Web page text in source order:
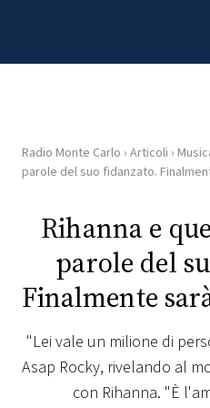
HOME
RADIO
WEB
RADIO
PLAYLIST
NEWS
Radio Monte Carlo › Articoli ›
parole del suo fidanzato.
Rihanna e
parole del
Finalmente
"Lei vale un milione di
Asap Rocky, rivelando al
con Rihanna. "È